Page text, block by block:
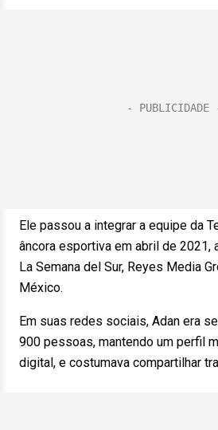
Ele passou a integrar a equipe da
âncora esportiva em abril de 2021,
La Semana del Sur, Reyes Media
México.
Em suas redes sociais, Adan era
900 pessoas, mantendo um perfil
digital, e costumava compartilhar